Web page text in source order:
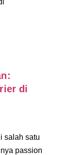
di
salah satu
passion